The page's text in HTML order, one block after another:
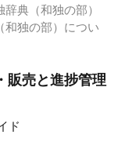
典（和独の部）
和独の部）につい
販売と進捗管理
ド